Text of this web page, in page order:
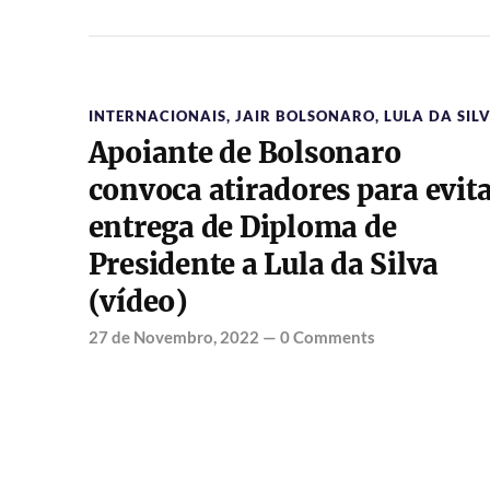
INTERNACIONAIS, JAIR BOLSONARO, LULA DA
Apoiante de Bolsonaro
convoca atiradores para
entrega de Diploma de
Presidente a Lula da Silva
(vídeo)
27 de Novembro, 2022 — 0 Comments